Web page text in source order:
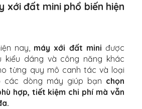
xới đất mini phổ biến hiện
nay, máy xới đất mini được
kiểu dáng và công năng khác
từng quy mô canh tác và loại
các dòng máy giúp bạn chọn
hợp, tiết kiệm chi phí mà vẫn